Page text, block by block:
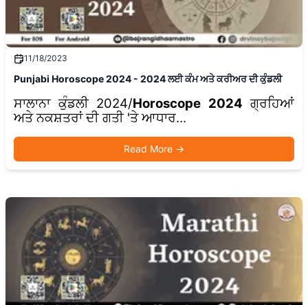
11/18/2023
Punjabi Horoscope 2024 - 2024 ਲਈ ਕੰਮ ਅਤੇ ਕਰੀਅਰ ਦੀ ਕੁੰਡਲੀ
ਸਾਲਾਨਾ ਕੁੰਡਲੀ 2024/Horoscope 2024 ਗ੍ਰਹਿਆਂ
ਅਤੇ ਨਕਸ਼ਤਰਾਂ ਦੀ ਗਤੀ 'ਤੇ ਆਧਾਰ...
Read More →